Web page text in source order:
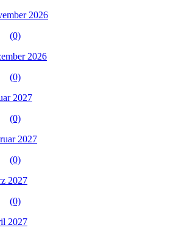
2026
(0)
2026
(0)
2027
(0)
2027
(0)
2027
(0)
2027